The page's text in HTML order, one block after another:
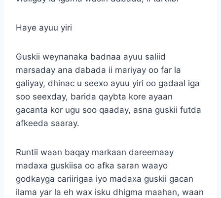
Haye ayuu yiri
Guskii weynanaka badnaa ayuu saliid
marsaday ana dabada ii mariyay oo far la
galiyay, dhinac u seexo ayuu yiri oo gadaal iga
soo seexday, barida qaybta kore ayaan
gacanta kor ugu soo qaaday, asna guskii futda
afkeeda saaray.
Runtii waan baqay markaan dareemaay
madaxa guskiisa oo afka saran waayo
godkayga cariirigaa iyo madaxa guskii gacan
ilama yar la eh wax isku dhigma maahan, waan